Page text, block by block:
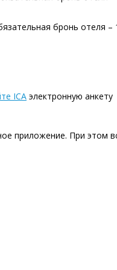
бронь отеля –
ICA электронную анкету
приложение. При этом